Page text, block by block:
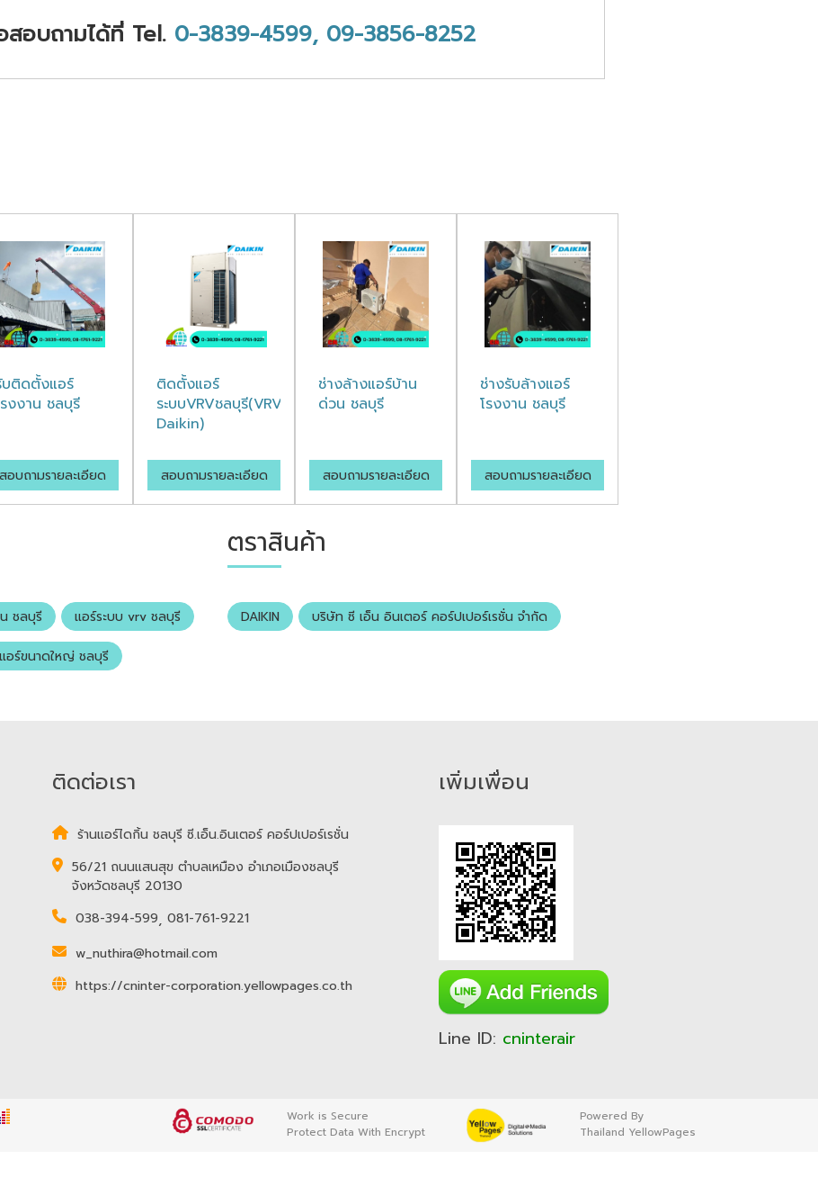
อบถามได้ที่ Tel. 0-3839-4599, 09-3856-8252
บติดตั้งแอร์
งงาน ชลบุรี
สอบถามรายละเอียด
ติดตั้งแอร์
ระบบVRVชลบุรี(VRV
Daikin)
สอบถามรายละเอียด
ช่างล้างแอร์บ้าน
ด่วน ชลบุรี
สอบถามรายละเอียด
ช่างรับล้างแอร์
โรงงาน ชลบุรี
สอบถามรายละเอียด
ชลบุรี แอร์ระบบ vrv ชลบุรี
แอร์ขนาดใหญ่ ชลบุรี
ตราสินค้า
DAIKIN บริษัท ซี เอ็น อินเตอร์ คอร์ปเปอร์เรชั่น จำกัด
ติดต่อเรา
ร้านแอร์ไดกิ้น ชลบุรี ซี.เอ็น.อินเตอร์ คอร์ปเปอร์เรชั่น
56/21 ถนนแสนสุข ตำบลเหมือง อำเภอเมืองชลบุรี
จังหวัดชลบุรี 20130
038-394-599, 081-761-9221
w_nuthira@hotmail.com
https://cninter-corporation.yellowpages.co.th
เพิ่มเพื่อน
Line ID: cninterair
Work is Secure
Protect Data With Encrypt
Powered By
Thailand YellowPages